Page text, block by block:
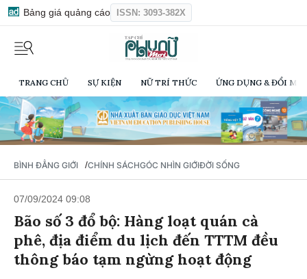
Bảng giá quảng cáo ISSN: 3093-382X
TRANG CHỦ SỰ KIỆN NỮ TRÍ THỨC ỨNG DỤNG & ĐỔI
BÌNH ĐẲNG GIỚI /CHÍNH SÁCHGÓC NHÌN GIỚIĐỜI SỐNG
07/09/2024 09:08
Bão số 3 đổ bộ: Hàng loạt quán cà
phê, địa điểm du lịch đến TTTM đều
thông báo tạm ngừng hoạt động